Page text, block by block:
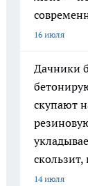
16 июля
Дачники
скупают
14 июля